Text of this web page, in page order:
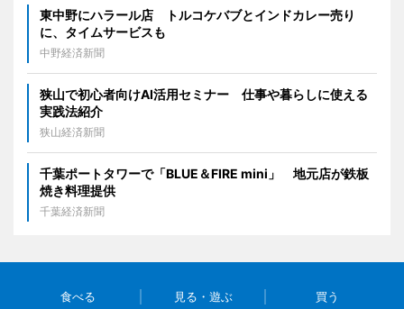
東中野にハラール店 トルコケバブとインドカレー売り
に、タイムサービスも
中野経済新聞
狭山で初心者向けAI活用セミナー 仕事や暮らしに使える
実践法紹介
狭山経済新聞
千葉ポートタワーで「BLUE＆FIRE mini」 地元店が鉄板
焼き料理提供
千葉経済新聞
食べる 見る・遊ぶ 買う